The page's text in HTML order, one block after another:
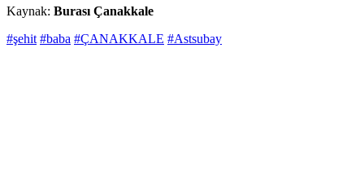
Kaynak: Burası Çanakkale
#şehit #baba #ÇANAKKALE #Astsubay